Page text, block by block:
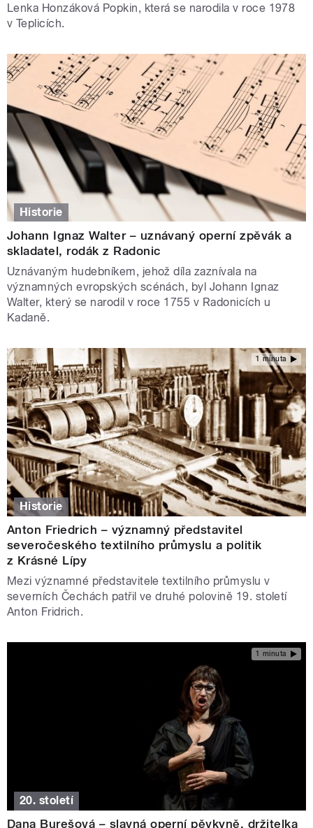
Lenka Honzáková Popkin, která se narodila v roce 1978
v Teplicích.
Historie
Johann Ignaz Walter – uznávaný operní zpěvák a
skladatel, rodák z Radonic
Uznávaným hudebníkem, jehož díla zaznívala na
významných evropských scénách, byl Johann Ignaz
Walter, který se narodil v roce 1755 v Radonicích u
Kadaně.
1 minuta
Historie
Anton Friedrich – významný představitel
severočeského textilního průmyslu a politik
z Krásné Lípy
Mezi významné představitele textilního průmyslu v
severních Čechách patřil ve druhé polovině 19. století
Anton Fridrich.
1 minuta
20. století
Dana Burešová – slavná operní pěvkyně, držitelka